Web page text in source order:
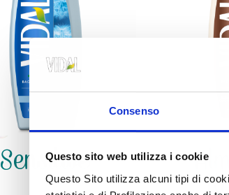
Consenso
Questo sito web utilizza i cookie
Questo Sito utilizza alcuni tipi di
Sensitive